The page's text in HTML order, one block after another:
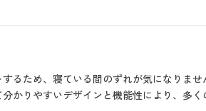
るため、寝ている間のずれが気になりま
かりやすいデザインと機能性により、多く